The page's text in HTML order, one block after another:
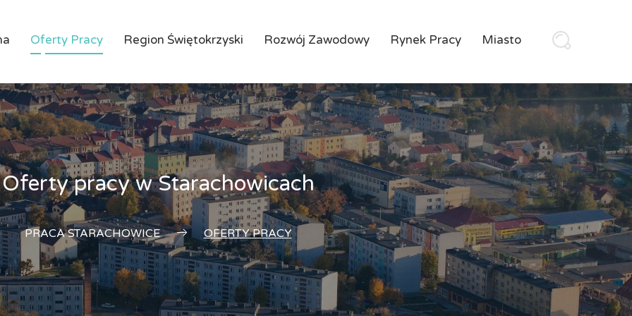
Oferty Pracy Region Świętokrzyski Rozwój Zawodowy Rynek Pracy Miasto
Oferty pracy w Starachowicach
PRACA STARACHOWICE OFERTY PRACY